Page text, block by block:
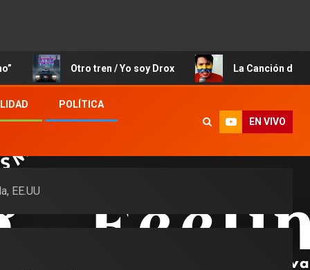
Otro tren / Yo soy Drox La Canción de José
POLÍTICA
EN VIVO
EE.UU